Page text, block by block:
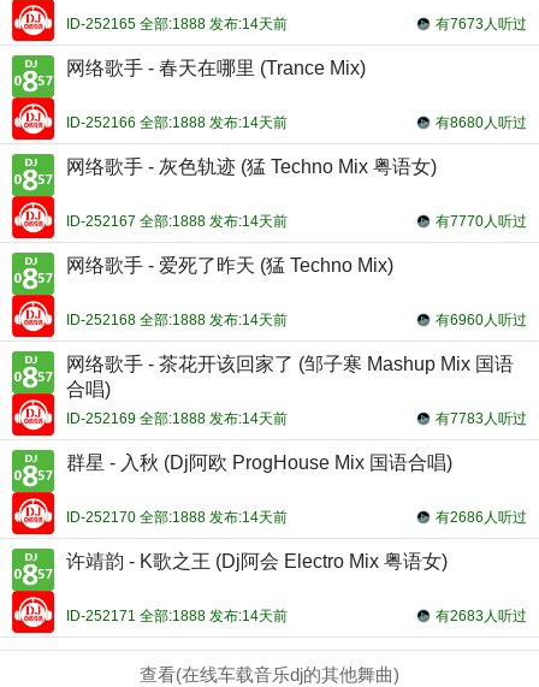
有7673人听过
ID-252165 全部:1888 发布:14天前
网络歌手 - 春天在哪里 (Trance Mix)
有8680人听过
ID-252166 全部:1888 发布:14天前
网络歌手 - 灰色轨迹 (猛 Techno Mix 粤语女)
有7770人听过
ID-252167 全部:1888 发布:14天前
网络歌手 - 爱死了昨天 (猛 Techno Mix)
有6960人听过
ID-252168 全部:1888 发布:14天前
网络歌手 - 茶花开该回家了 (邹子寒 Mashup Mix 国语
合唱)
有7783人听过
ID-252169 全部:1888 发布:14天前
群星 - 入秋 (Dj阿欧 ProgHouse Mix 国语合唱)
有2686人听过
ID-252170 全部:1888 发布:14天前
许靖韵 - K歌之王 (Dj阿会 Electro Mix 粤语女)
有2683人听过
ID-252171 全部:1888 发布:14天前
查看(在线车载音乐dj的其他舞曲)